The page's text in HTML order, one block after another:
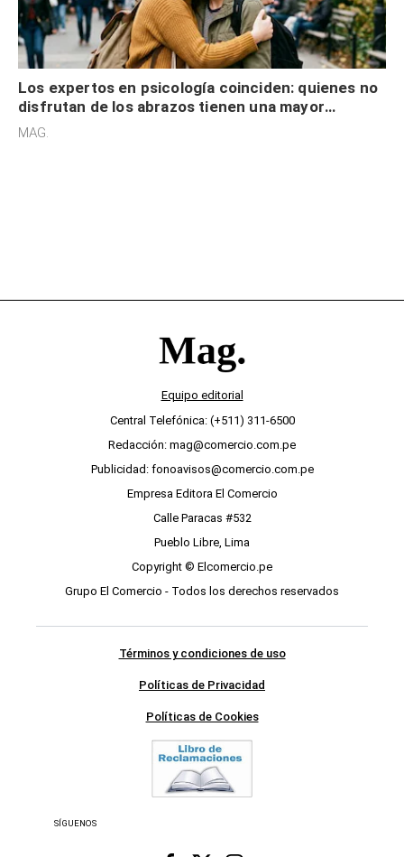
Los expertos en psicología coinciden: quienes no
disfrutan de los abrazos tienen una mayor
sensibilidad a los estímulos físicos y no es por
MAG.
Equipo editorial
Central Telefónica: (+511) 311-6500
Redacción: mag@comercio.com.pe
Publicidad: fonoavisos@comercio.com.pe
Empresa Editora El Comercio
Calle Paracas #532
Pueblo Libre, Lima
Copyright © Elcomercio.pe
Grupo El Comercio - Todos los derechos reservados
Términos y condiciones de uso
Políticas de Privacidad
Políticas de Cookies
SÍGUENOS